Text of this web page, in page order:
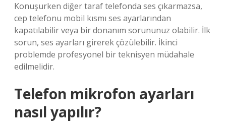
Konuşurken diğer taraf telefonda ses çıkarmazsa,
cep telefonu mobil kısmı ses ayarlarından
kapatılabilir veya bir donanım sorununuz olabilir. İlk
sorun, ses ayarları girerek çözülebilir. İkinci
problemde profesyonel bir teknisyen müdahale
edilmelidir.
Telefon mikrofon ayarları
nasıl yapılır?